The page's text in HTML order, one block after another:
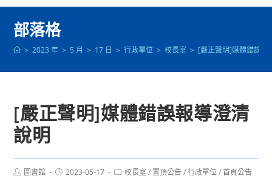
部落格
> 2023 年 > 5 月 > 17 日 > 行政單位 > 校長室 > [嚴正聲明]媒體錯誤報
[嚴正聲明]媒體錯誤報導澄清
說明
Post圖書館
Post2023-05-17
Post校長室 / 置頂公告 / 行政單位 / 首頁公告